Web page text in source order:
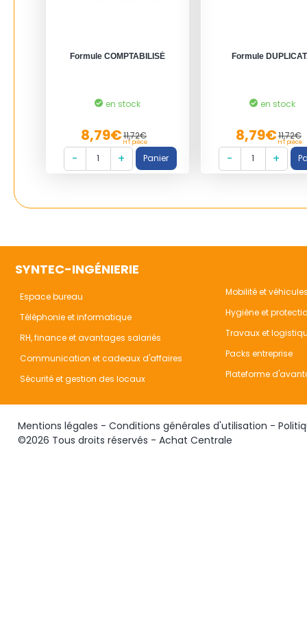
Formule COMPTABILISÉ
en stock
8,79€11,72€
HT pièce
Formule
en stock
8,79€11,72€
HT pièce
SYNTEC-INGÉNIERIE
Espace bureau
Téléphonie et informatique
RH, finance et avantages salariés
Communication et cadeaux d'affaires
Sécurité et gestion des locaux
Mobilité et
Hygiène et
Travaux et
Packs entreprise
Plateforme
Mentions légales - Conditions générales d'utilisation -
©2026 Tous droits réservés - Achat Centrale